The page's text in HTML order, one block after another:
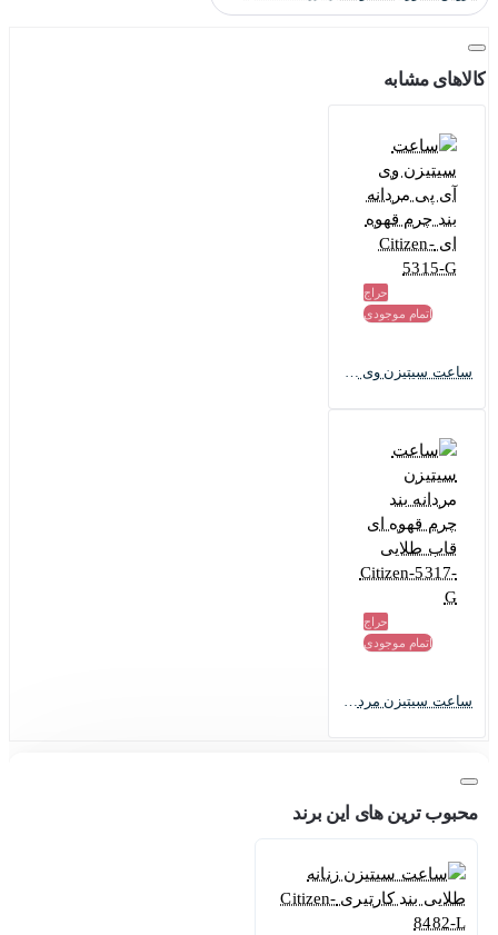
ابزار‌های برشِ
شود.
فعالیت های این شرکت، به ساخت ساعت اختصاص دارد. امروزه سیتیزن
در زمینه ساعت دیواری، جواهرات، فریم های عینک و محصولات مراقبت
از سلامت نیز با کیفیت و با ارائه تکنولوژی برتر در حال فعالیت است.
کالاهای مشابه
حراج
اتمام موجودی
ساعت سیتیزن وی آی پی مردانه بند چرم قهوه ای Citizen-5315-G
حراج
اتمام موجودی
ساعت سیتیزن مردانه بند چرم قهوه ای قاب طلایی Citizen-5317-G
محبوب ترین های این برند